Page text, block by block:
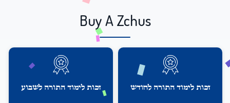
Buy A Zchus
זכות לימוד התורה לחודש זכות לימוד התורה לשבוע